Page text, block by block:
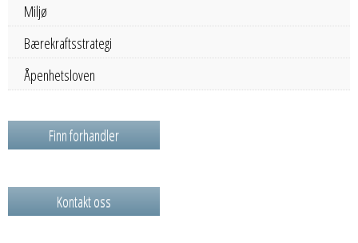
Miljø
Bærekraftsstrategi
Åpenhetsloven
Finn forhandler
Kontakt oss